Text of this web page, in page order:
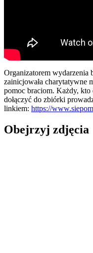
Organizatorem wydarzenia
zainicjowała charytatywne
pomoc braciom. Każdy, kto
dołączyć do zbiórki
linkiem: https://
Obejrzyj zdjęcia